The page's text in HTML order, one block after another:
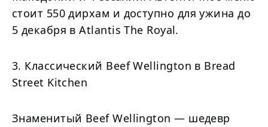
стоит 550 дирхам и доступно для ужина до
5 декабря в Atlantis The Royal.
3. Классический Beef Wellington в Bread
Street Kitchen
Знаменитый Beef Wellington — шедевр